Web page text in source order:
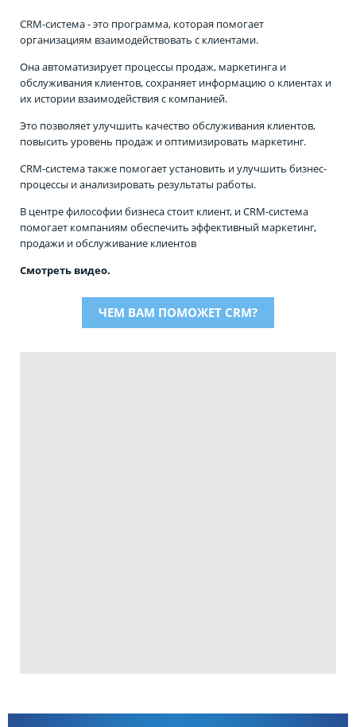
CRM-система - это программа, которая помогает
организациям взаимодействовать с клиентами.
Она автоматизирует процессы продаж, маркетинга и
обслуживания клиентов, сохраняет информацию о клиентах и
их истории взаимодействия с компанией.
Это позволяет улучшить качество обслуживания клиентов,
повысить уровень продаж и оптимизировать маркетинг.
CRM-система также помогает установить и улучшить бизнес-
процессы и анализировать результаты работы.
В центре философии бизнеса стоит клиент, и CRM-система
помогает компаниям обеспечить эффективный маркетинг,
продажи и обслуживание клиентов
Смотреть видео.
ЧЕМ ВАМ ПОМОЖЕТ CRM?